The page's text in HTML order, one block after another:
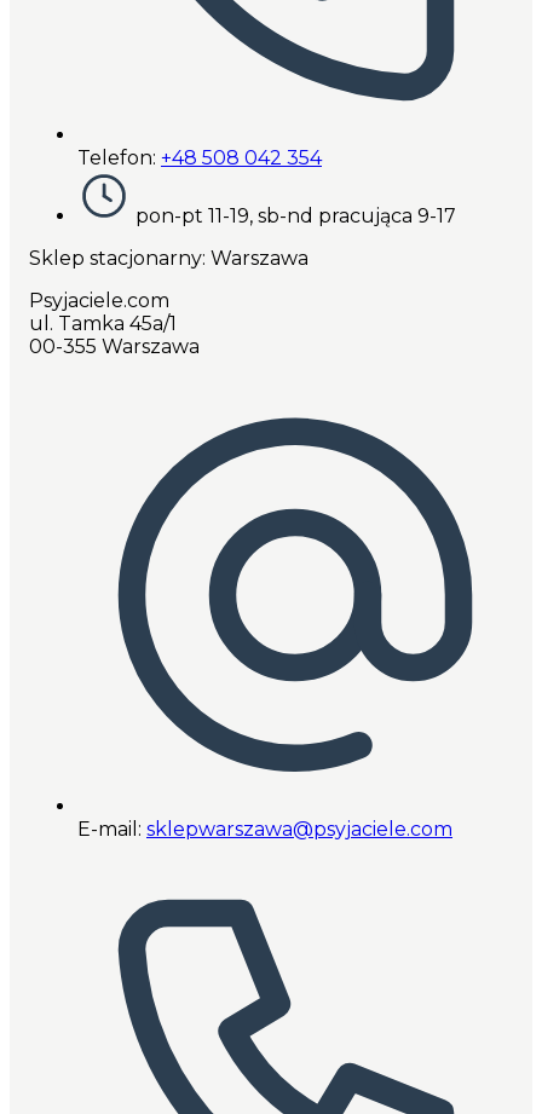
Telefon: +48 508 042 354
pon-pt 11-19, sb-nd pracująca 9-17
Sklep stacjonarny: Warszawa
Psyjaciele.com
ul. Tamka 45a/1
00-355 Warszawa
E-mail: sklepwarszawa@psyjaciele.com